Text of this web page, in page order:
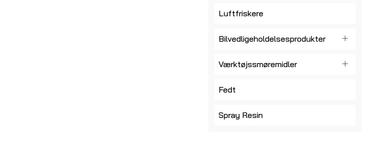
Luftfriskere
Bilvedligeholdelsesprodukter
Værktøjssmøremidler
Fedt
Spray Resin